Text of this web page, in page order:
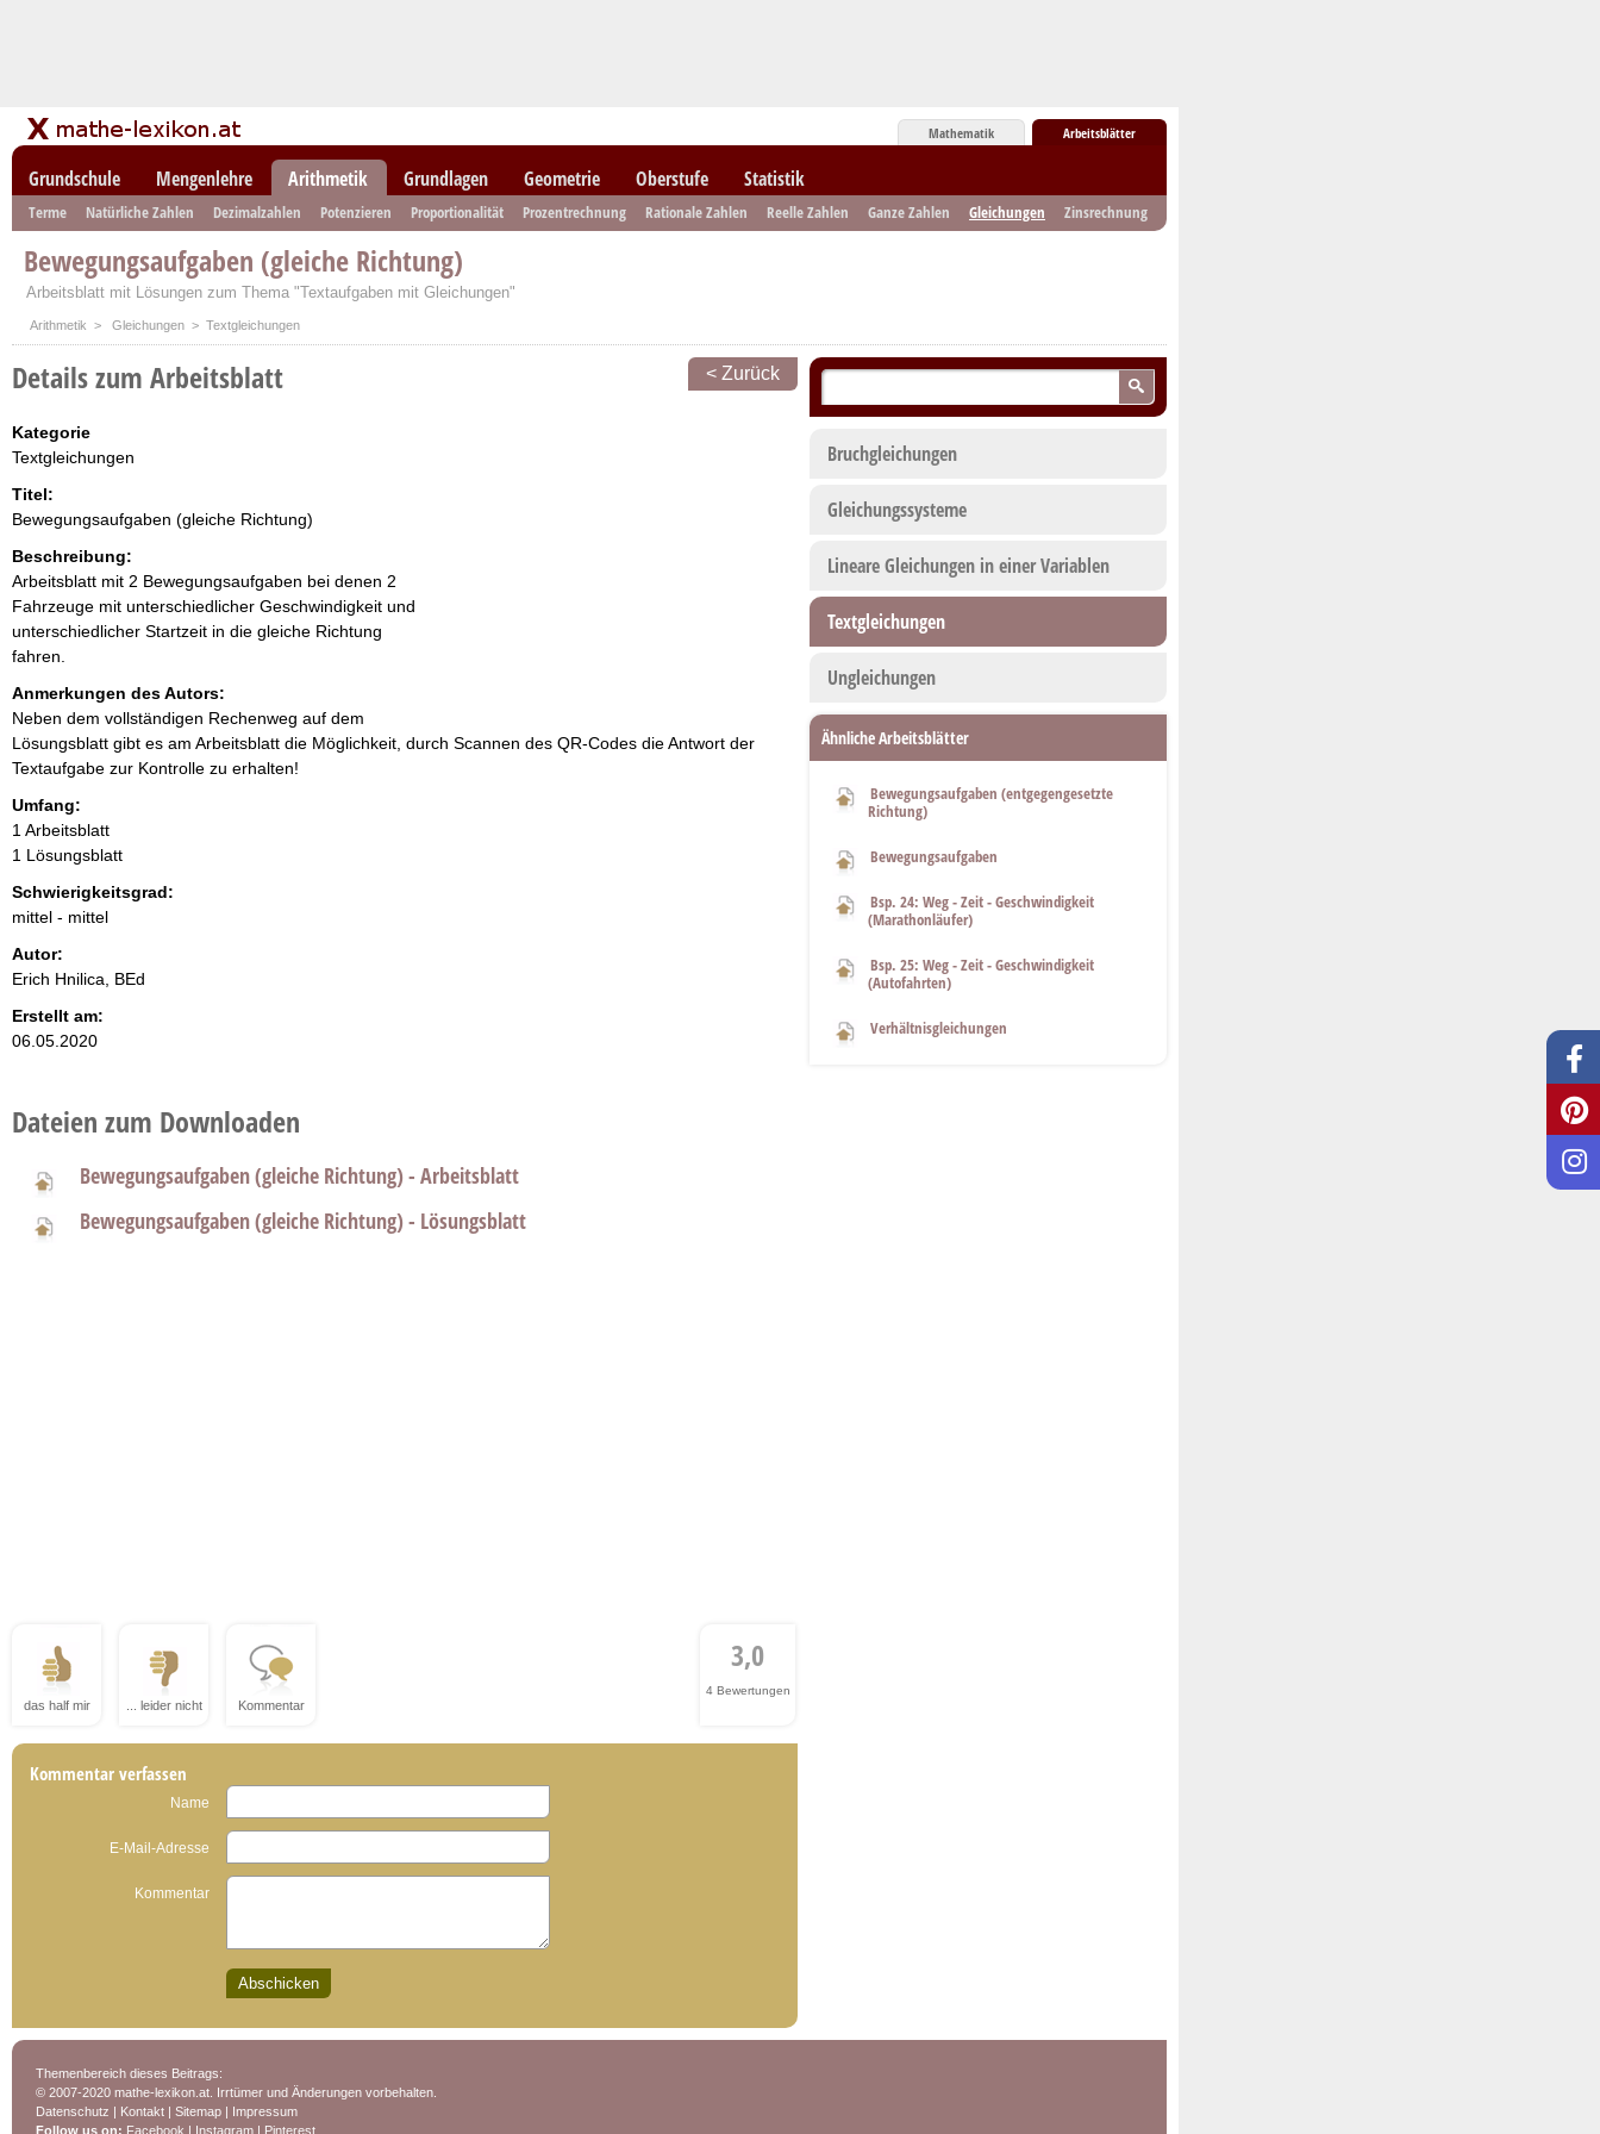
Mathematik Arbeitsblätter
Grundschule Mengenlehre Arithmetik Grundlagen Geometrie Oberstufe Statistik
Terme Natürliche Zahlen Dezimalzahlen Potenzieren Proportionalität Prozentrechnung Rationale Zahlen Reelle Zahlen Ganze Zahlen Gleichungen Zinsrechnung
Bewegungsaufgaben (gleiche Richtung)
Arbeitsblatt mit Lösungen zum Thema "Textaufgaben mit Gleichungen"
Arithmetik > Gleichungen > Textgleichungen
< Zurück
Details zum Arbeitsblatt
Kategorie
Textgleichungen
Titel:
Bewegungsaufgaben (gleiche Richtung)
Beschreibung:
Arbeitsblatt mit 2 Bewegungsaufgaben bei denen 2
Fahrzeuge mit unterschiedlicher Geschwindigkeit und
unterschiedlicher Startzeit in die gleiche Richtung
fahren.
Anmerkungen des Autors:
Neben dem vollständigen Rechenweg auf dem
Lösungsblatt gibt es am Arbeitsblatt die Möglichkeit, durch Scannen des QR-Codes die Antwort der
Textaufgabe zur Kontrolle zu erhalten!
Umfang:
1 Arbeitsblatt
1 Lösungsblatt
Schwierigkeitsgrad:
mittel - mittel
Autor:
Erich Hnilica, BEd
Erstellt am:
06.05.2020
Dateien zum Downloaden
Bewegungsaufgaben (gleiche Richtung) - Arbeitsblatt
Bewegungsaufgaben (gleiche Richtung) - Lösungsblatt
das half mir ... leider nicht Kommentar
3,0
4 Bewertungen
Kommentar verfassen
Name
E-Mail-Adresse
Kommentar
Bruchgleichungen
Gleichungssysteme
Lineare Gleichungen in einer Variablen
Textgleichungen
Ungleichungen
Ähnliche Arbeitsblätter
Bewegungsaufgaben (entgegengesetzte
Richtung)
Bewegungsaufgaben
Bsp. 24: Weg - Zeit - Geschwindigkeit
(Marathonläufer)
Bsp. 25: Weg - Zeit - Geschwindigkeit
(Autofahrten)
Verhältnisgleichungen
Themenbereich dieses Beitrags:
© 2007-2020 mathe-lexikon.at. Irrtümer und Änderungen vorbehalten.
Datenschutz | Kontakt | Sitemap | Impressum
Follow us on: Facebook | Instagram | Pinterest